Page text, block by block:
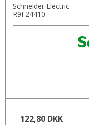
Schneider Electric
R9F24410
122,80 DKK